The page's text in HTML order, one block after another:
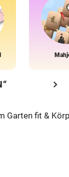
chevron_right